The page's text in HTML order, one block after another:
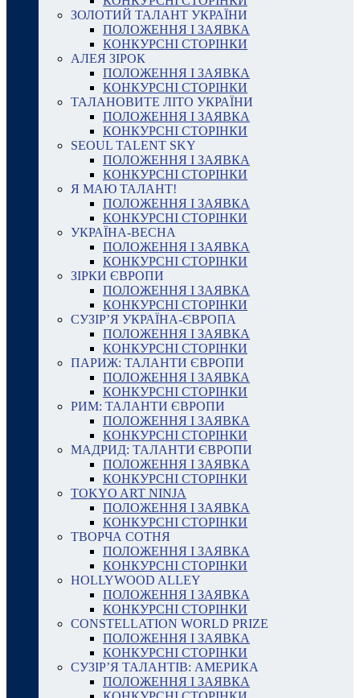
ЗОЛОТИЙ ТАЛАНТ УКРАЇНИ
ПОЛОЖЕННЯ І ЗАЯВКА
КОНКУРСНІ СТОРІНКИ
АЛЕЯ ЗІРОК
ПОЛОЖЕННЯ І ЗАЯВКА
КОНКУРСНІ СТОРІНКИ
ТАЛАНОВИТЕ ЛІТО УКРАЇНИ
ПОЛОЖЕННЯ І ЗАЯВКА
КОНКУРСНІ СТОРІНКИ
SEOUL TALENT SKY
ПОЛОЖЕННЯ І ЗАЯВКА
КОНКУРСНІ СТОРІНКИ
Я МАЮ ТАЛАНТ!
ПОЛОЖЕННЯ І ЗАЯВКА
КОНКУРСНІ СТОРІНКИ
УКРАЇНА-ВЕСНА
ПОЛОЖЕННЯ І ЗАЯВКА
КОНКУРСНІ СТОРІНКИ
ЗІРКИ ЄВРОПИ
ПОЛОЖЕННЯ І ЗАЯВКА
КОНКУРСНІ СТОРІНКИ
СУЗІР’Я УКРАЇНА-ЄВРОПА
ПОЛОЖЕННЯ І ЗАЯВКА
КОНКУРСНІ СТОРІНКИ
ПАРИЖ: ТАЛАНТИ ЄВРОПИ
ПОЛОЖЕННЯ І ЗАЯВКА
КОНКУРСНІ СТОРІНКИ
РИМ: ТАЛАНТИ ЄВРОПИ
ПОЛОЖЕННЯ І ЗАЯВКА
КОНКУРСНІ СТОРІНКИ
МАДРИД: ТАЛАНТИ ЄВРОПИ
ПОЛОЖЕННЯ І ЗАЯВКА
КОНКУРСНІ СТОРІНКИ
TOKYO ART NINJA
ПОЛОЖЕННЯ І ЗАЯВКА
КОНКУРСНІ СТОРІНКИ
ТВОРЧА СОТНЯ
ПОЛОЖЕННЯ І ЗАЯВКА
КОНКУРСНІ СТОРІНКИ
HOLLYWOOD ALLEY
ПОЛОЖЕННЯ І ЗАЯВКА
КОНКУРСНІ СТОРІНКИ
CONSTELLATION WORLD PRIZE
ПОЛОЖЕННЯ І ЗАЯВКА
КОНКУРСНІ СТОРІНКИ
СУЗІР’Я ТАЛАНТІВ: АМЕРИКА
ПОЛОЖЕННЯ І ЗАЯВКА